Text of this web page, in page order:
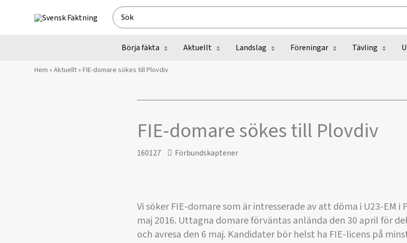
Search
for:
Börja fäkta Aktuellt Landslag Föreningar Tävling
Hem » Aktuellt» FIE-domare sökes till Plovdiv
FIE-domare sökes till Plovdiv
160127 Förbundskaptener
Vi söker FIE-domare som är intresserade av att döma i U23-EM i
maj 2016. Uttagna domare förväntas anlända den 30 april för
och avresa den 6 maj. Kandidater bör helst ha FIE-licens på